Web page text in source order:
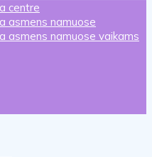
centre
asmens namuose
asmens namuose vaikams